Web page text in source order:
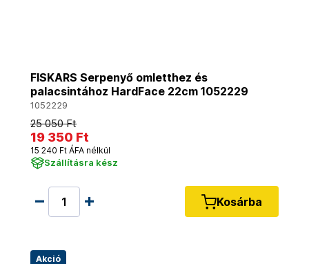
FISKARS Serpenyő omletthez és
palacsintához HardFace 22cm 1052229
1052229
25 050 Ft
19 350 Ft
15 240 Ft ÁFA nélkül
Szállításra kész
Kosárba
Akció